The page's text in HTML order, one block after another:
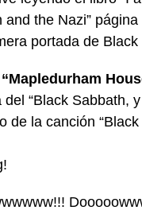
and the Nazi”
portada de Black
“Mapledurham
del “Black
de la canción “Black